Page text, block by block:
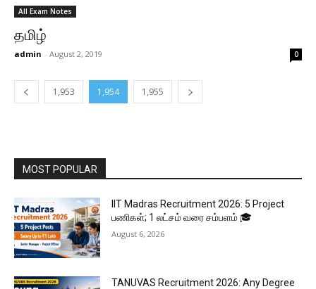
All Exam Notes
தமிழ்
admin - August 2, 2019 0
1,953 1,954 1,955
MOST POPULAR
IIT Madras Recruitment 2026: 5 Project
பணிகள்; ₹1 லட்சம் வரை சம்பளம் 🎓
August 6, 2026
TANUVAS Recruitment 2026: Any Degree